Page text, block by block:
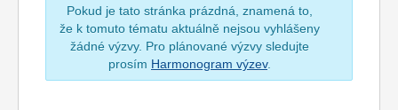
Pokud je tato stránka prázdná, znamená to,
že k tomuto tématu aktuálně nejsou vyhlášeny
žádné výzvy. Pro plánované výzvy sledujte
prosím Harmonogram výzev.